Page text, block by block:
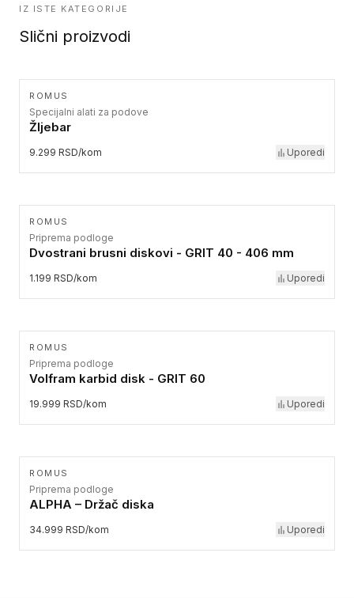
IZ ISTE KATEGORIJE
Slični proizvodi
ROMUS
Specijalni alati za podove
Žljebar
9.299 RSD/kom Uporedi
ROMUS
Priprema podloge
Dvostrani brusni diskovi - GRIT 40 - 406 mm
1.199 RSD/kom Uporedi
ROMUS
Priprema podloge
Volfram karbid disk - GRIT 60
19.999 RSD/kom Uporedi
ROMUS
Priprema podloge
ALPHA – Držač diska
34.999 RSD/kom Uporedi